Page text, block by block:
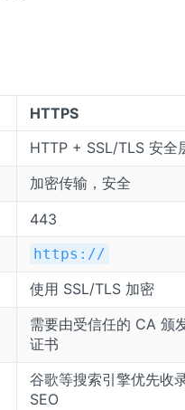
HTTPS
HTTP + SSL/TLS 安全
加密传输，安全
443
https://
使用 SSL/TLS 加密
需要由受信任的 CA 颁
证书
谷歌等搜索引擎优先收
SEO